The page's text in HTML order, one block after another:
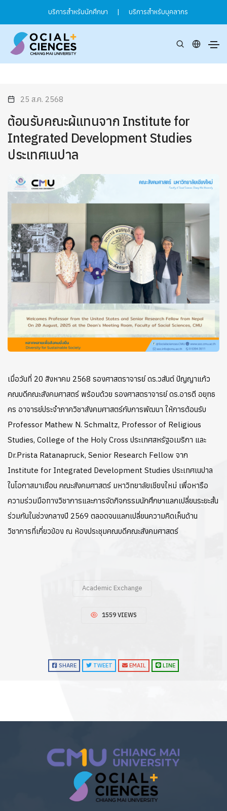
บริการสำหรับนักศึกษา | บริการสำหรับบุคลากร
25 ส.ค. 2568
ต้อนรับคณะผ้แทนจาก Institute for
Integrated Development Studies
ประเทศเนปาล
เมื่อวันที่ 20 สิงหาคม 2568 รองศาสตราจารย์ ดร.วสันต์ ปัญญาแก้ว
คณบดีคณะสังคมศาสตร์ พร้อมด้วย รองศาสตราจารย์ ดร.อารตี อยุทธ
คร อาจารย์ประจำภาควิชาสังคมศาสตร์กับการพัฒนา ให้การต้อนรับ
Professor Mathew N. Schmaltz, Professor of Religious
Studies, College of the Holy Cross ประเทศสหรัฐอเมริกา และ
Dr.Prista Ratanapruck, Senior Research Fellow จาก
Institute for Integrated Development Studies ประเทศเนปาล
ในโอกาสมาเยือน คณะสังคมศาสตร์ มหาวิทยาลัยเชียงใหม่ เพื่อหารือ
ความร่วมมือทางวิชาการและการจัดกิจกรรมนักศึกษาแลกเปลี่ยนระยะสั้น
ร่วมกันในช่วงกลางปี 2569 ตลอดจนแลกเปลี่ยนความคิดเห็นด้าน
วิชาการที่เกี่ยวข้อง ณ ห้องประชุมคณบดีคณะสังคมศาสตร์
Academic Exchange
1559 VIEWS
SHARE TWEET EMAIL LINE